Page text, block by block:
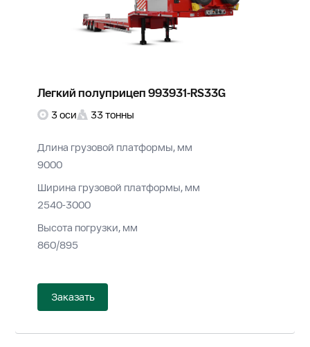
Легкий полуприцеп 993931-RS33G
3 оси 33 тонны
Длина грузовой платформы, мм
9000
Ширина грузовой платформы, мм
2540-3000
Высота погрузки, мм
860/895
Заказать